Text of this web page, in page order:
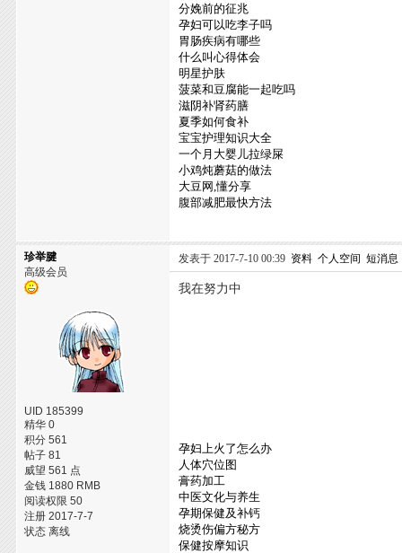
分娩前的征兆
孕妇可以吃李子吗
胃肠疾病有哪些
什么叫心得体会
明星护肤
菠菜和豆腐能一起吃吗
滋阴补肾药膳
夏季如何食补
宝宝护理知识大全
一个月大婴儿拉绿屎
小鸡炖蘑菇的做法
大豆网,懂分享
腹部减肥最快方法
珍举腱
高级会员
UID 185399
精华 0
积分 561
帖子 81
威望 561 点
金钱 1880 RMB
阅读权限 50
注册 2017-7-7
状态 离线
发表于 2017-7-10 00:39 资料 个人空间 短消息
我在努力中
孕妇上火了怎么办
人体穴位图
膏药加工
中医文化与养生
孕期保健及补钙
烧烫伤偏方秘方
保健按摩知识